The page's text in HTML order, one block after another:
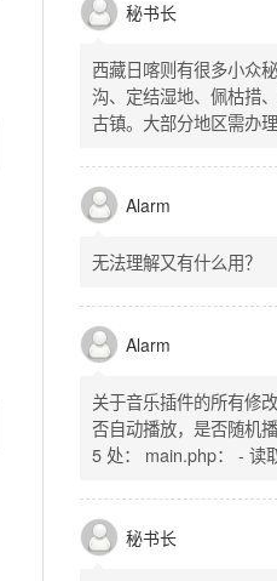
不起早，还是为了省事
SSH 用 gost 做
多 Agent。配置麻烦了
意 IP 进行 SSH 登录。
秘书长
西藏日喀则有很多小众
沟、定结湿地、佩枯措
古镇。大部分地区需办
经吉隆口岸前往加德满
Alarm
无法理解又有什么用？
Alarm
关于音乐插件的所有修
否自动播放，是否随机
5 处： main.php： - 读取 autoplay / shuffle